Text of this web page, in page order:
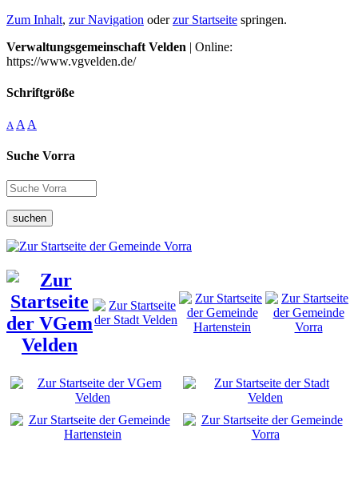
Zum Inhalt, zur Navigation oderzur Startseite springen.
Verwaltungsgemeinschaft Velden | Online:
https://www.vgvelden.de/
Schriftgröße
A A A
Suche Vorra
suchen